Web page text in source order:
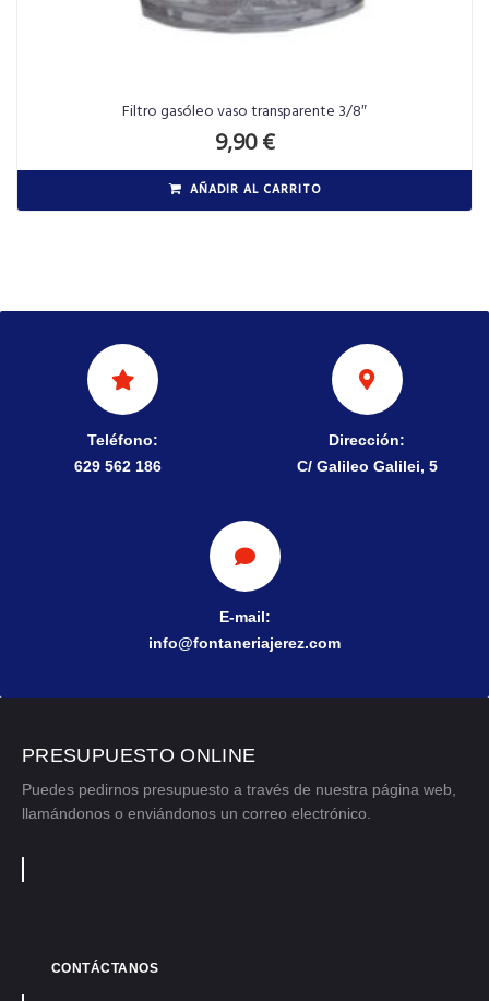
Filtro gasóleo vaso transparente 3/8″
9,90€
AÑADIR AL CARRITO
Teléfono:
629 562 186
Dirección:
C/ Galileo Galilei, 5
E-mail:
info@fontaneriajerez.com
PRESUPUESTO ONLINE
Puedes pedirnos presupuesto a través de nuestra página web,
llamándonos o enviándonos un correo electrónico.
CONTÁCTANOS